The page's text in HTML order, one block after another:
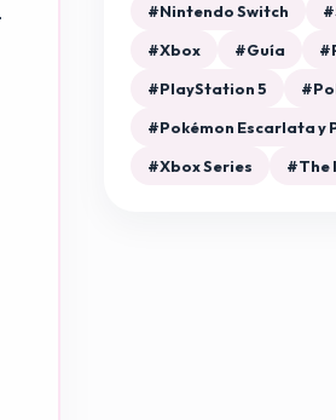
#Nintendo Switch
#Xbox
#Guía
#PlayStation 5
#Pokémon Escarlata y
#Xbox Series
#The